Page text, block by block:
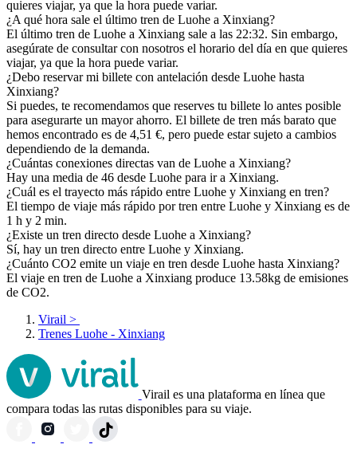
quieres viajar, ya que la hora puede variar.
¿A qué hora sale el último tren de Luohe a Xinxiang?
El último tren de Luohe a Xinxiang sale a las 22:32. Sin embargo,
asegúrate de consultar con nosotros el horario del día en que quieres
viajar, ya que la hora puede variar.
¿Debo reservar mi billete con antelación desde Luohe hasta
Xinxiang?
Si puedes, te recomendamos que reserves tu billete lo antes posible
para asegurarte un mayor ahorro. El billete de tren más barato que
hemos encontrado es de 4,51 €, pero puede estar sujeto a cambios
dependiendo de la demanda.
¿Cuántas conexiones directas van de Luohe a Xinxiang?
Hay una media de 46 desde Luohe para ir a Xinxiang.
¿Cuál es el trayecto más rápido entre Luohe y Xinxiang en tren?
El tiempo de viaje más rápido por tren entre Luohe y Xinxiang es de
1 h y 2 min.
¿Existe un tren directo desde Luohe a Xinxiang?
Sí, hay un tren directo entre Luohe y Xinxiang.
¿Cuánto CO2 emite un viaje en tren desde Luohe hasta Xinxiang?
El viaje en tren de Luohe a Xinxiang produce 13.58kg de emisiones
de CO2.
Virail >
Trenes Luohe - Xinxiang
Virail es una plataforma en línea que
compara todas las rutas disponibles para su viaje.